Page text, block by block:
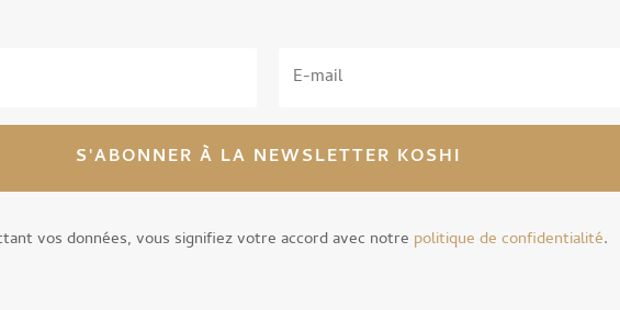
S'ABONNER À LA NEWSLETTER KOSHI
vos données, vous signifiez votre accord avec notre politique de confidentialité.